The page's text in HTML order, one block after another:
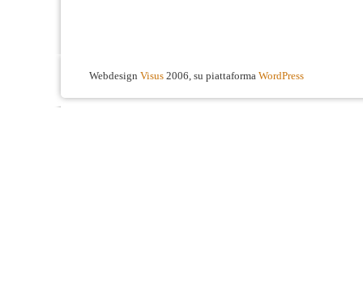
Webdesign Visus 2006, su piattaforma WordPress